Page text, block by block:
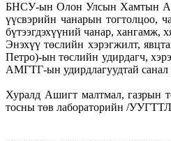
БНСУ-ын Олон Улсын Хамтын
үүсвэрийн чанарын тогтолцоо,
бүтээгдэхүүний чанар, хангамж,
Энэхүү төслийн хэрэгжилт,
Петро)-ын төслийн удирдагч,
АМГТГ-ын удирдлагуудтай санал
Хуралд Ашигт малтмал, газрын
тосны төв лабораторийн /